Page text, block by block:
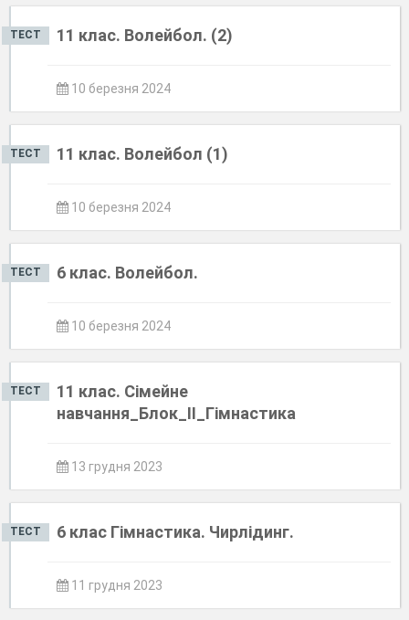
ТЕСТ 11 клас. Волейбол. (2)
10 березня 2024
ТЕСТ 11 клас. Волейбол (1)
10 березня 2024
ТЕСТ 6 клас. Волейбол.
10 березня 2024
ТЕСТ
11 клас. Сімейне
навчання_Блок_ІІ_Гімнастика
13 грудня 2023
ТЕСТ 6 клас Гімнастика. Чирлідинг.
11 грудня 2023